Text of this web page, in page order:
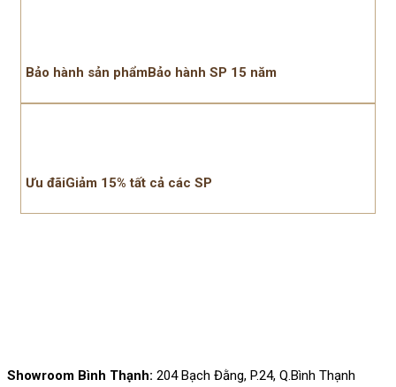
Bảo hành sản phẩmBảo hành SP 15 năm
Ưu đãiGiảm 15% tất cả các SP
Showroom Bình Thạnh: 204 Bạch Đằng, P.24, Q.Bình Thạnh